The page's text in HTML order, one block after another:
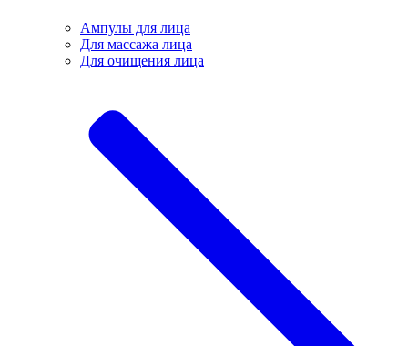
Ампулы для лица
Для массажа лица
Для очищения лица